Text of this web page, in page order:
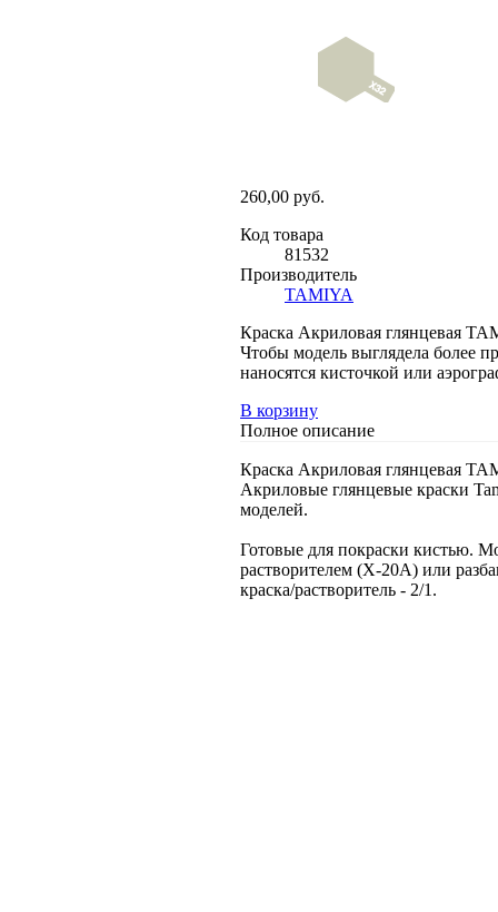
260,00 руб.
Код товара
81532
Производитель
TAMIYA
Краска Акриловая глянцевая
Чтобы модель выглядела более
наносятся кисточкой или
В корзину
Полное описание
Краска Акриловая глянцевая
Акриловые глянцевые краски
моделей.
Готовые для покраски кистью.
растворителем (Х-20А) или
краска/растворитель - 2/1.